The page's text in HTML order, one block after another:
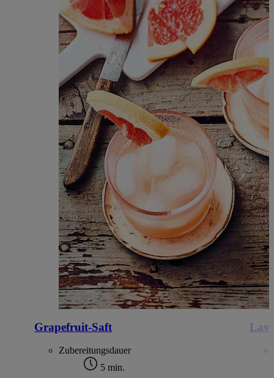
Grapefruit-Saft
Zubereitungsdauer
5 min.